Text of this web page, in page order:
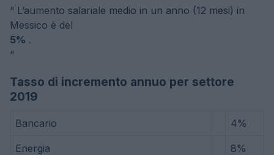
“ L’aumento salariale medio in un anno (12 mesi) in
Messico è del
5% .
“
Tasso di incremento annuo per settore
2019
Bancario 4%
Energia 8%